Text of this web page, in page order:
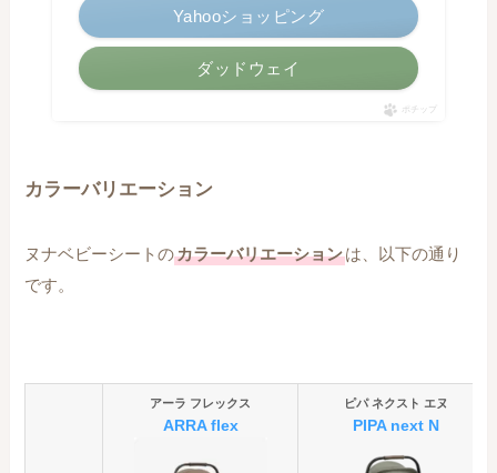
Yahooショッピング
ダッドウェイ
ポチップ
カラーバリエーション
ヌナベビーシートのカラーバリエーションは、以下の通り
です。
アーラ フレックス
ARRA flex
ピパ ネクスト エヌ
PIPA next N